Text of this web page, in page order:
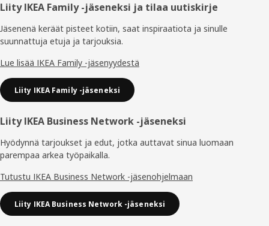
Alatunniste
Liity IKEA Family -jäseneksi ja tilaa uutiskirje
Jäsenenä keräät pisteet kotiin, saat inspiraatiota ja sinulle
suunnattuja etuja ja tarjouksia.​
Lue lisää IKEA Family -jäsenyydestä
Liity IKEA Family -jäseneksi
Liity IKEA Business Network -jäseneksi
Hyödynnä tarjoukset ja edut, jotka auttavat sinua luomaan
parempaa arkea työpaikalla.
Tutustu IKEA Business Network -jäsenohjelmaan
Liity IKEA Business Network -jäseneksi